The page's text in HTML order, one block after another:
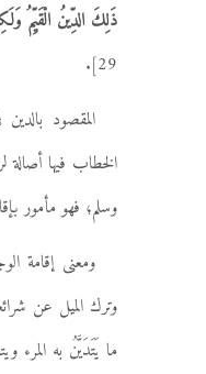
ذَلِكَ الدِّينُ الْقَيِّمُ
29].
المقصود
الخطاب فيها أصالة
وسلم؛ فهو مأمور
ومعنى إقامة
وترك الميل عن
ما يَتَدَيَّنُ به المرء